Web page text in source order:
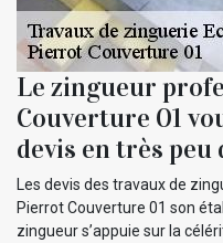
Le zingueur
Couverture 01
devis en très peu
Les devis des travaux de
Pierrot Couverture 01 son
zingueur s’appuie sur la